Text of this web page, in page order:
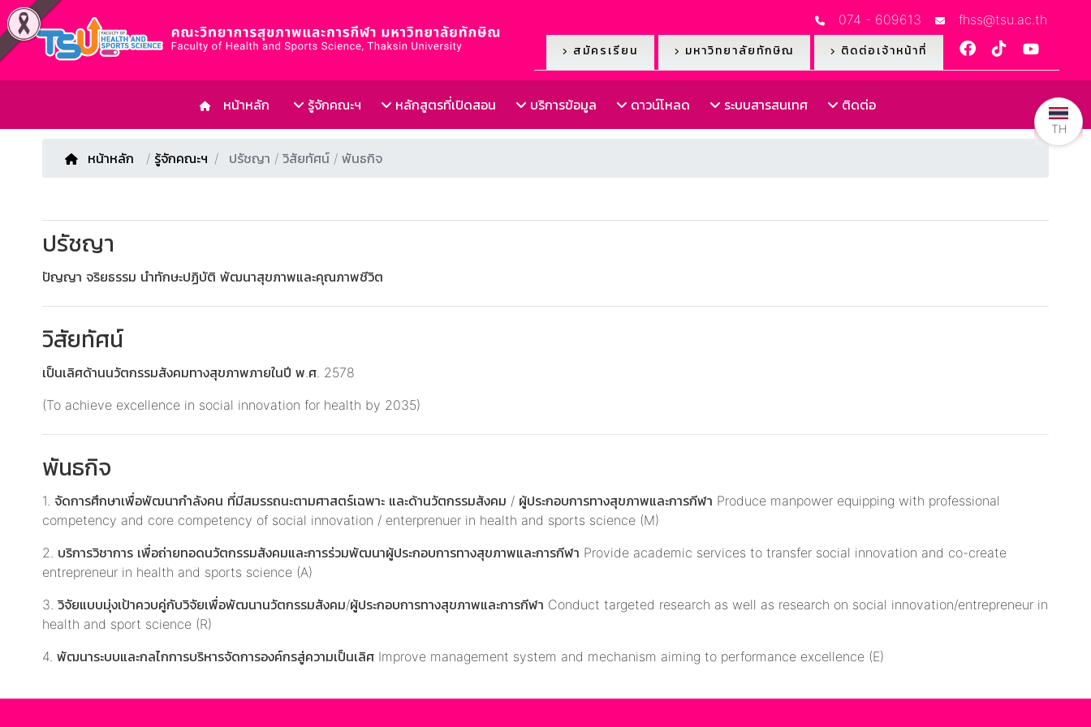
074 - 609613 fhss@tsu.ac.th
สมัครเรียน มหาวิทยาลัยทักษิณ ติดต่อเจ้าหน้าที่
หน้าหลัก รู้จักคณะฯ หลักสูตรที่เปิดสอน บริการข้อมูล ดาวน์โหลด ระบบสารสนเทศ ติดต่อ
หน้าหลัก / รู้จักคณะฯ ปรัชญา / วิสัยทัศน์ / พันธกิจ
ปรัชญา
ปัญญา จริยธรรม นำทักษะปฏิบัติ พัฒนาสุขภาพและคุณภาพชีวิต
วิสัยทัศน์
เป็นเลิศด้านนวัตกรรมสังคมทางสุขภาพภายในปี พ.ศ. 2578
(To achieve excellence in social innovation for health by 2035)
พันธกิจ
1. จัดการศึกษาเพื่อพัฒนากำลังคน ที่มีสมรรถนะตามศาสตร์เฉพาะ และด้านวัตกรรมสังคม / ผู้ประกอบการทางสุขภาพและการกีฬา Produce manpower equipping with professional
competency and core competency of social innovation / enterprenuer in health and sports science (M)
2. บริการวิชาการ เพื่อถ่ายทอดนวัตกรรมสังคมและการร่วมพัฒนาผู้ประกอบการทางสุขภาพและการกีฬา Provide academic services to transfer social innovation and co-create
entrepreneur in health and sports science (A)
3. วิจัยแบบมุ่งเป้าควบคู่กับวิจัยเพื่อพัฒนานวัตกรรมสังคม/ผู้ประกอบการทางสุขภาพและการกีฬา Conduct targeted research as well as research on social innovation/entrepreneur in
health and sport science (R)
4. พัฒนาระบบและกลไกการบริหารจัดการองค์กรสู่ความเป็นเลิศ Improve management system and mechanism aiming to performance excellence (E)
TH